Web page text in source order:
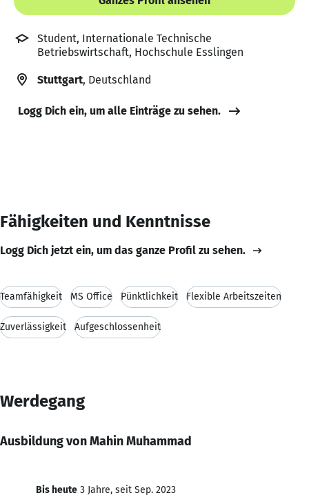
Student, Internationale Technische
Betriebswirtschaft, Hochschule Esslingen
Stuttgart, Deutschland
Logg Dich ein, um alle Einträge zu sehen.
Fähigkeiten und Kenntnisse
Logg Dich jetzt ein, um das ganze Profil zu sehen.
Teamfähigkeit MS Office Pünktlichkeit Flexible Arbeitszeiten
Zuverlässigkeit Aufgeschlossenheit
Werdegang
Ausbildung von Mahin Muhammad
Bis heute 3 Jahre, seit Sep. 2023